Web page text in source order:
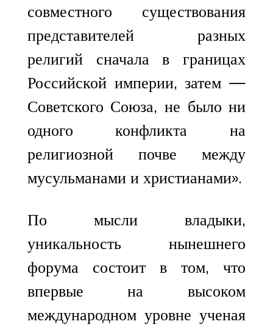
совместного существования
представителей разных
религий сначала в границах
Российской империи, затем —
Советского Союза, не было ни
одного конфликта на
религиозной почве между
мусульманами и христианами».
По мысли владыки,
уникальность нынешнего
форума состоит в том, что
впервые на высоком
международном уровне ученая